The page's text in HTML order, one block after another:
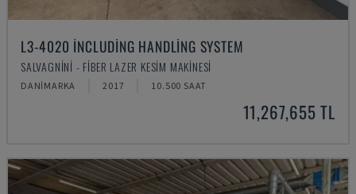
L3-4020 INCLUDING HANDLING SYSTEM
SALVAGNINI - FIBER LAZER KESIM MAKINESI
DANIMARKA 2017 10.500 SAAT
11,267,655 TL